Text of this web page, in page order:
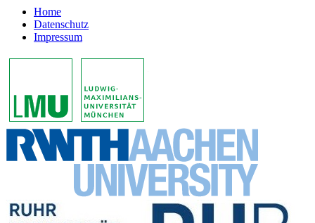
Home
Datenschutz
Impressum